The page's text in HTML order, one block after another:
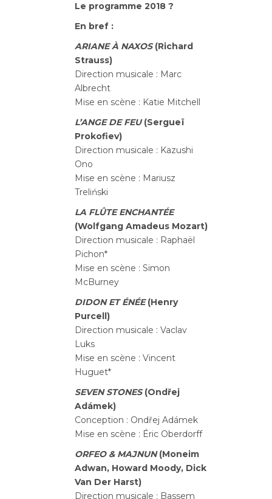
Le programme 2018 ?
En bref :
ARIANE À NAXOS(Richard
Strauss)
Direction musicale : Marc
Albrecht
Mise en scène : Katie Mitchell
L’ANGE DE FEU(Sergueï
Prokofiev)
Direction musicale : Kazushi
Ono
Mise en scène : Mariusz
Treliński
LA FLÛTE ENCHANTÉE
(Wolfgang Amadeus Mozart)
Direction musicale : Raphaël
Pichon*
Mise en scène : Simon
McBurney
DIDON ET ÉNÉE(Henry
Purcell)
Direction musicale : Vaclav
Luks
Mise en scène : Vincent
Huguet*
SEVEN STONES(Ondřej
Adámek)
Conception : Ondřej Adámek
Mise en scène : Éric Oberdorff
ORFEO & MAJNUN(Moneim
Adwan, Howard Moody, Dick
Van Der Harst)
Direction musicale : Bassem